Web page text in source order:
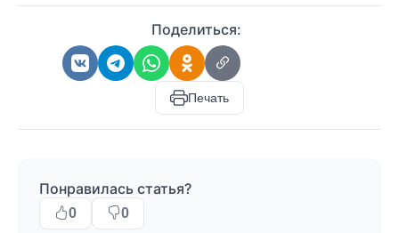
Поделиться:
Печать
Понравилась статья?
0 0